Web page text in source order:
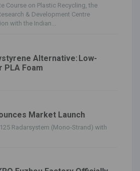
Course on Plastic Recycling, the
& Development Centre
with the Indian...
Alternative: Low-
PLA Foam
Market Launch
Radarsystem (Mono-Strand) with